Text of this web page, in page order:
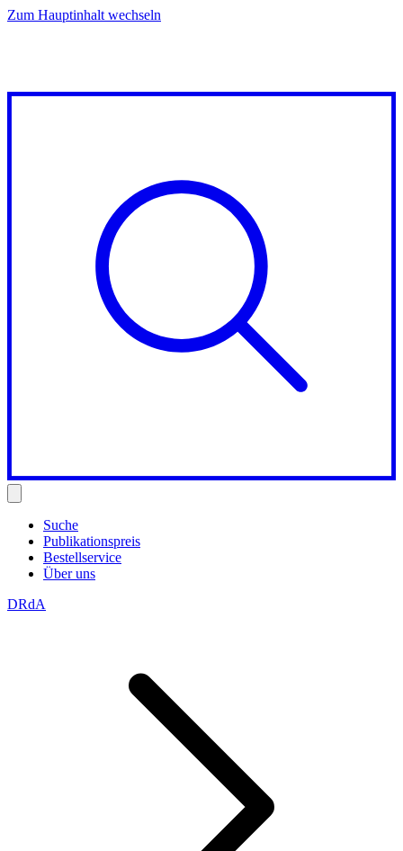
Zum Hauptinhalt wechseln
Suche
Publikationspreis
Bestellservice
Über uns
DRdA